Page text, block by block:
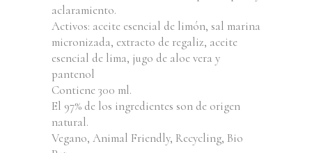
aclaramiento.
Activos: aceite esencial de limón, sal marina
micronizada, extracto de regaliz, aceite
esencial de lima, jugo de aloe vera y
pantenol
Contiene 300 ml.
El 97% de los ingredientes son de origen
natural.
Vegano, Animal Friendly, Recycling, Bio